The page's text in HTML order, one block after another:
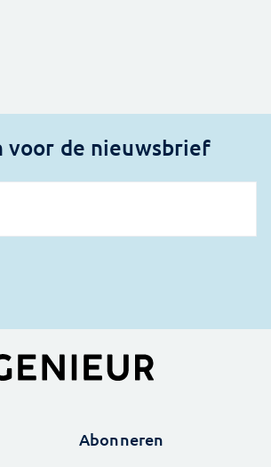
voor de nieuwsbrief
Abonneren